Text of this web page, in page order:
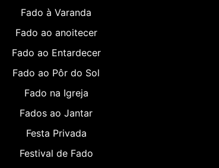
Fado à Varanda
Fado ao anoitecer
Fado ao Entardecer
Fado ao Pôr do Sol
Fado na Igreja
Fados ao Jantar
Festa Privada
Festival de Fado